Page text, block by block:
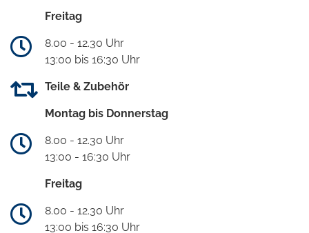
Freitag
8.00 - 12.30 Uhr
13:00 bis 16:30 Uhr
Teile & Zubehör
Montag bis Donnerstag
8.00 - 12.30 Uhr
13:00 - 16:30 Uhr
Freitag
8.00 - 12.30 Uhr
13:00 bis 16:30 Uhr